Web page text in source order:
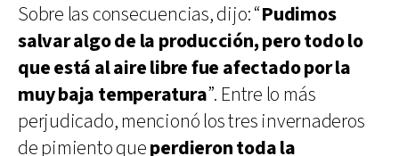
Sobre las consecuencias, dijo: “Pudimos
salvar algo de la producción, pero todo lo
que está al aire libre fue afectado por la
muy baja temperatura”. Entre lo más
perjudicado, mencionó los tres invernaderos
de pimiento queperdieron toda la